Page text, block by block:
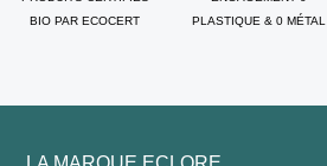
BIO PAR ECOCERT
PLASTIQUE & 0 MÉTAL